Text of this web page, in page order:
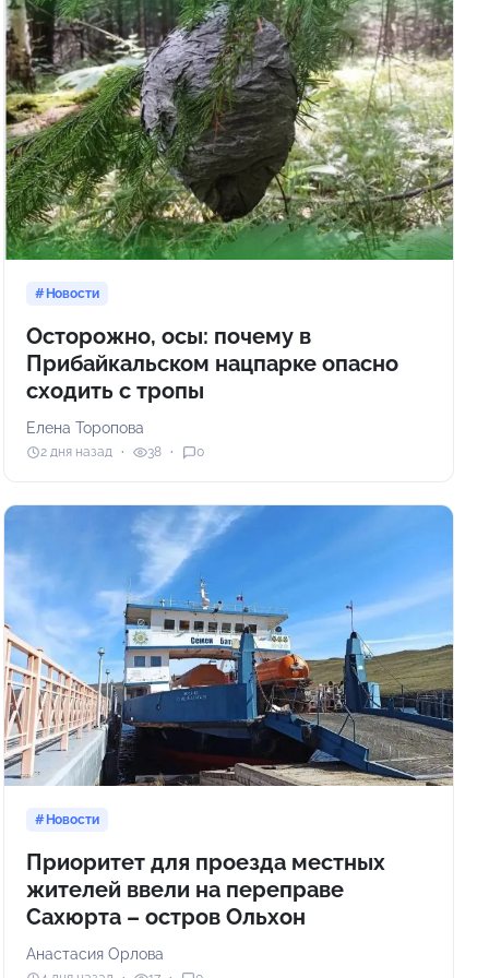
Новости
Осторожно, осы: почему в
Прибайкальском нацпарке опасно
сходить с тропы
Елена Торопова
2 дня назад 38 0
Новости
Приоритет для проезда местных
жителей ввели на переправе
Сахюрта – остров Ольхон
Анастасия Орлова